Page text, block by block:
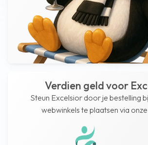
Verdien geld voor
Steun Excelsior door je bestelling
webwinkels te plaatsen via